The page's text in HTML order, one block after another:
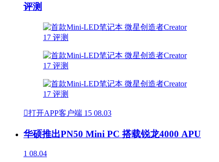
评测
打开APP客户端 15 08.03
华硕推出PN50 Mini PC 搭载锐龙4000 APU
1 08.04